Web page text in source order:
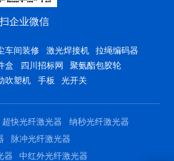
企业微信
车间装修 激光焊接机 拉绳编码器
盒 四川招标网
聚氨酯包胶轮
吹塑机 手板 光开关
超快光纤激光器
纳秒光纤激光器
脉冲光纤激光器
器 中红外光纤激光器